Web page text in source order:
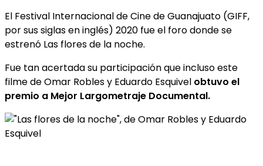
El Festival Internacional de Cine de Guanajuato (GIFF,
por sus siglas en inglés) 2020 fue el foro donde se
estrenó Las flores de la noche.
Fue tan acertada su participación que incluso este
filme de Omar Robles y Eduardo Esquivel obtuvo el
premio a Mejor Largometraje Documental.